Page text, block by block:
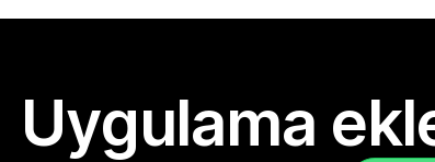
Uygulama